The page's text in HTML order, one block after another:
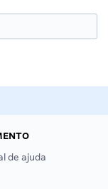
de ajuda